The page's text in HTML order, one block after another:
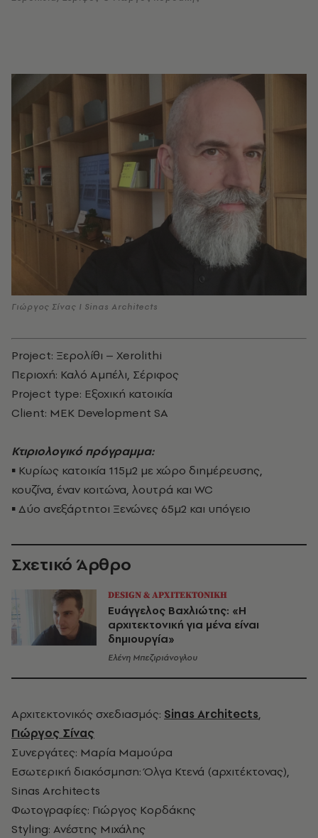
Γιώργος Σίνας Ι Sinas Architects
Project: Ξερολίθι – Xerolithi
Περιοχή: Καλό Αμπέλι, Σέριφος
Project type: Εξοχική κατοικία
Client: MEK Development SA
Κτιριολογικό πρόγραμμα:
▪ Κυρίως κατοικία 115μ2 με χώρο διημέρευσης,
κουζίνα, έναν κοιτώνα, λουτρά και WC
▪ Δύο ανεξάρτητοι Ξενώνες 65μ2 και υπόγειο
Σχετικό Άρθρο
DESIGN & ΑΡΧΙΤΕΚΤΟΝΙΚΗ
Ευάγγελος Βαχλιώτης: «Η
αρχιτεκτονική για μένα είναι
δημιουργία»
Ελένη Μπεζιριάνογλου
Αρχιτεκτονικός σχεδιασμός: Sinas Architects,
Γιώργος Σίνας
Συνεργάτες: Μαρία Μαμούρα
Εσωτερική διακόσμηση: Όλγα Κτενά (αρχιτέκτονας),
Sinas Architects
Φωτογραφίες: Γιώργος Κορδάκης
Styling: Ανέστης Μιχάλης